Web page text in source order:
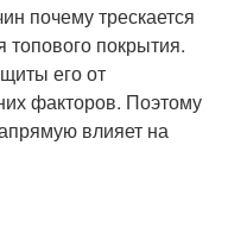
почему трескается
топового покрытия.
его от
факторов. Поэтому
влияет на